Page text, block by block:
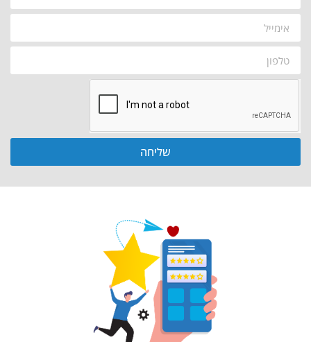
שליחה